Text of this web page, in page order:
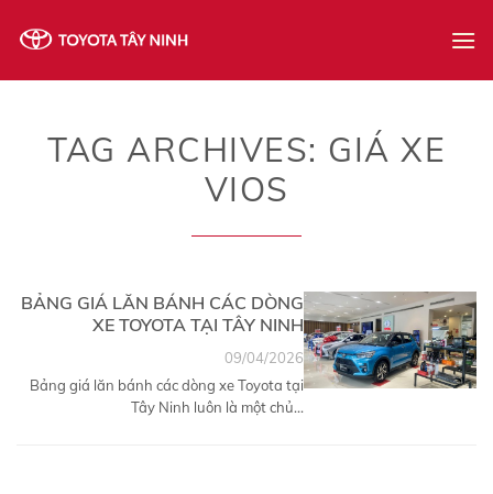
TAG ARCHIVES: GIÁ XE
VIOS
BẢNG GIÁ LĂN BÁNH CÁC DÒNG
XE TOYOTA TẠI TÂY NINH
Bảng giá lăn bánh các dòng xe Toyota tại
Tây Ninh luôn là một chủ...
09/04/2026